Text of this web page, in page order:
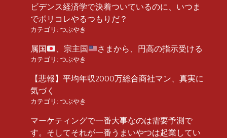
ビデンス経済学で決着ついているのに、いつま
でポリコレやるつもりだ？
カテゴリ: つぶやき
属国 、宗主国 さまから、円高の指示受ける
カテゴリ: つぶやき
【悲報】平均年収2000万総合商社マン、真実に
気づく
カテゴリ: つぶやき
マーケティングで一番大事なのは需要予測で
す。そしてそれが一番うまいやつは起業してい